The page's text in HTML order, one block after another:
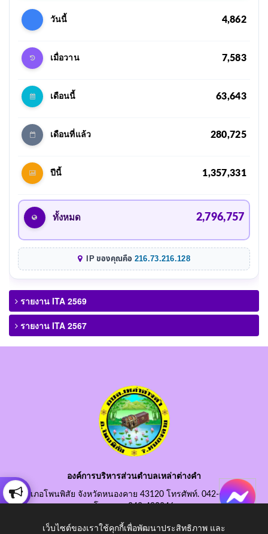
วันนี้ 4,862
เมื่อวาน 7,583
เดือนนี้ 63,643
เดือนที่แล้ว 280,725
ปีนี้ 1,357,331
ทั้งหมด 2,796,757
IP ของคุณคือ 216.73.216.128
รายงาน ITA 2569
รายงาน ITA 2567
องค์การบริหารส่วนตำบลเหล่าต่างคำ
อำเภอโพนพิสัย จังหวัดหนองคาย 43120 โทรศัพท์. 042-490845
โทรสาร. 042-490846
อีเมลกลาง. saraban@laotangkham.go.th
เว็บไซต์ของเราใช้คุกกี้เพื่อพัฒนาประสิทธิภาพ และ